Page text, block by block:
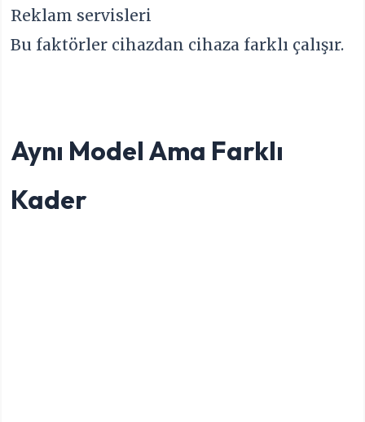
Reklam servisleri
Bu faktörler cihazdan cihaza farklı çalışır.
Aynı Model Ama Farklı
Kader